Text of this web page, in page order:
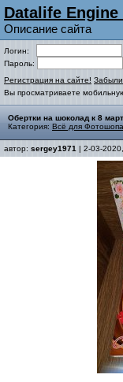
Datalife Engine
Описание сайта
Логин:
Пароль:
Регистрация на сайте!
Вы просматриваете
Обертки на шоколад к 8
Категория: Всё для Фотошопа
автор: sergey1971 | 2-03-